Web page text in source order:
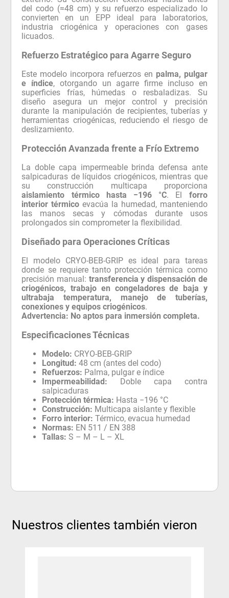
del codo (≈48 cm) y su refuerzo especializado lo
convierten en un EPP ideal para laboratorios,
industria criogénica y operaciones con gases
licuados.
Refuerzo Estratégico para Agarre Seguro
Este modelo incorpora refuerzos en palma, pulgar
e índice, otorgando un agarre firme incluso en
superficies frías, húmedas o resbaladizas. Su
diseño asegura un mejor control y precisión
durante la manipulación de recipientes, tuberías y
herramientas criogénicas, reduciendo el riesgo de
deslizamiento.
Protección Avanzada frente a Frío Extremo
La doble capa impermeable brinda defensa ante
salpicaduras de líquidos criogénicos, mientras que
su construcción multicapa proporciona
aislamiento térmico hasta −196 °C. El forro
interior térmico evacúa la humedad, manteniendo
las manos secas y cómodas durante usos
prolongados sin comprometer la flexibilidad.
Diseñado para Operaciones Críticas
El modelo CRYO-BEB-GRIP es ideal para tareas
donde se requiere tanto protección térmica como
precisión manual: transferencia y dispensación de
criogénicos, trabajo en congeladores de baja y
ultrabaja temperatura, manejo de tuberías,
conexiones y equipos criogénicos.
Advertencia: No aptos para inmersión completa.
Especificaciones Técnicas
Modelo: CRYO-BEB-GRIP
Longitud: 48 cm (antes del codo)
Refuerzos: Palma, pulgar e índice
Impermeabilidad: Doble capa contra
salpicaduras
Protección térmica: Hasta −196 °C
Construcción: Multicapa aislante y flexible
Forro interior: Térmico, evacua humedad
Normas: EN 511 / EN 388
Tallas: S – M – L – XL
Nuestros clientes también vieron